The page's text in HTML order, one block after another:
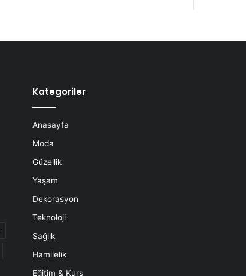
Kategoriler
Anasayfa
Moda
Güzellik
Yaşam
Dekorasyon
Teknoloji
Sağlık
Hamilelik
Eğitim & Kurs